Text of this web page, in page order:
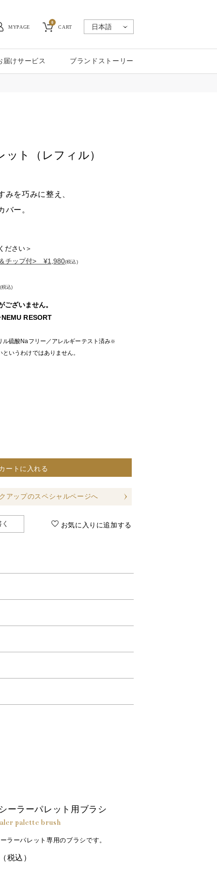
MYPAGE CART
0
届けサービス ブランドストーリー
ト（レフィル）
みを巧みに整え、
バー。
ださい＞
チップ付> ¥1,980(税込)
(税込)
ざいません。
RESORT
硫酸Naフリー／アレルギーテスト済み※
いうわけではありません。
ートに入れる
アップのスペシャルページへ
お気に入りに追加する
ーラーパレット用ブラシ
palette brush
ラーパレット専用のブラシです。
税込）